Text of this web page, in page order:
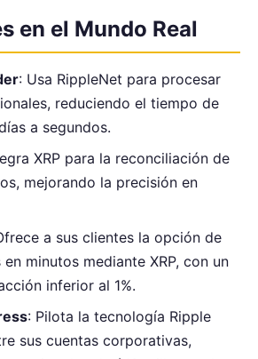
en el Mundo Real
: Usa RippleNet para procesar
reduciendo el tiempo de
a segundos.
XRP para la reconciliación de
mejorando la precisión en
a sus clientes la opción de
minutos mediante XRP, con un
inferior al 1%.
: Pilota la tecnología Ripple
sus cuentas corporativas,